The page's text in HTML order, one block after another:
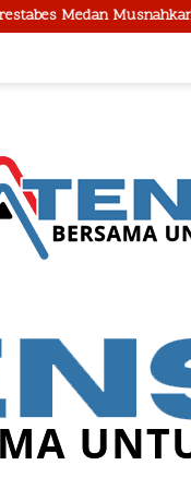
Puluhan Kilo